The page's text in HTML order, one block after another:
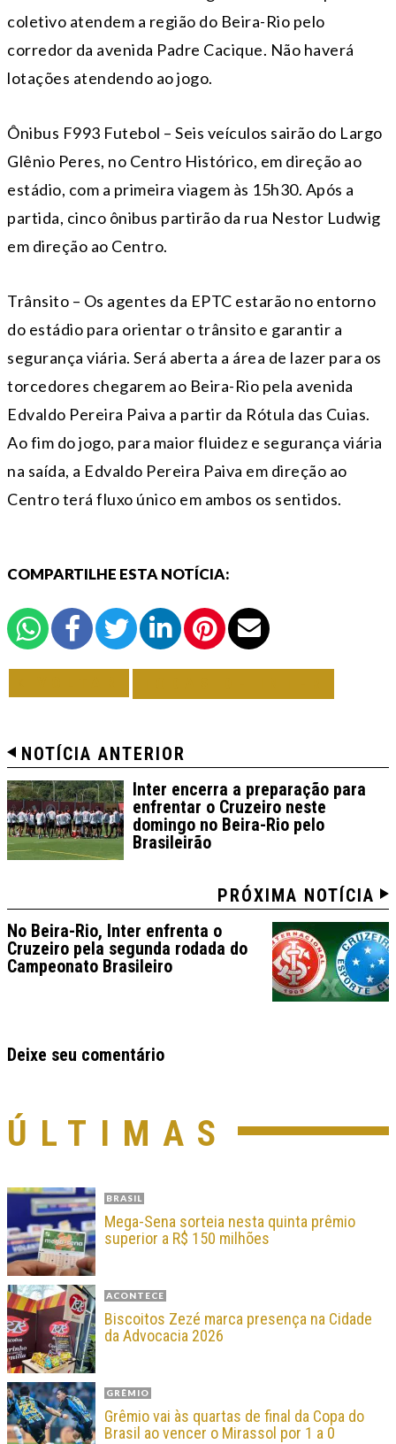
coletivo atendem a região do Beira-Rio pelo
corredor da avenida Padre Cacique. Não haverá
lotações atendendo ao jogo.
Ônibus F993 Futebol – Seis veículos sairão do Largo
Glênio Peres, no Centro Histórico, em direção ao
estádio, com a primeira viagem às 15h30. Após a
partida, cinco ônibus partirão da rua Nestor Ludwig
em direção ao Centro.
Trânsito – Os agentes da EPTC estarão no entorno
do estádio para orientar o trânsito e garantir a
segurança viária. Será aberta a área de lazer para os
torcedores chegarem ao Beira-Rio pela avenida
Edvaldo Pereira Paiva a partir da Rótula das Cuias.
Ao fim do jogo, para maior fluidez e segurança viária
na saída, a Edvaldo Pereira Paiva em direção ao
Centro terá fluxo único em ambos os sentidos.
COMPARTILHE ESTA NOTÍCIA:
NOTÍCIA ANTERIOR
Inter encerra a preparação para
enfrentar o Cruzeiro neste
domingo no Beira-Rio pelo
Brasileirão
PRÓXIMA NOTÍCIA
No Beira-Rio, Inter enfrenta o
Cruzeiro pela segunda rodada do
Campeonato Brasileiro
Deixe seu comentário
ÚLTIMAS
BRASIL
Mega-Sena sorteia nesta quinta prêmio
superior a R$ 150 milhões
ACONTECE
Biscoitos Zezé marca presença na Cidade
da Advocacia 2026
GRÊMIO
Grêmio vai às quartas de final da Copa do
Brasil ao vencer o Mirassol por 1 a 0